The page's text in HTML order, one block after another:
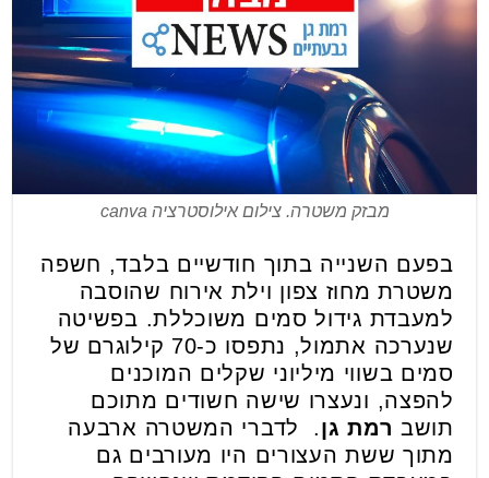
מבזק משטרה. צילום אילוסטרציה canva
בפעם השנייה בתוך חודשיים בלבד, חשפה
משטרת מחוז צפון וילת אירוח שהוסבה
למעבדת גידול סמים משוכללת. בפשיטה
שנערכה אתמול, נתפסו כ-70 קילוגרם של
סמים בשווי מיליוני שקלים המוכנים
להפצה, ונעצרו שישה חשודים מתוכם
תושב רמת גן. לדברי המשטרה ארבעה
מתוך ששת העצורים היו מעורבים גם